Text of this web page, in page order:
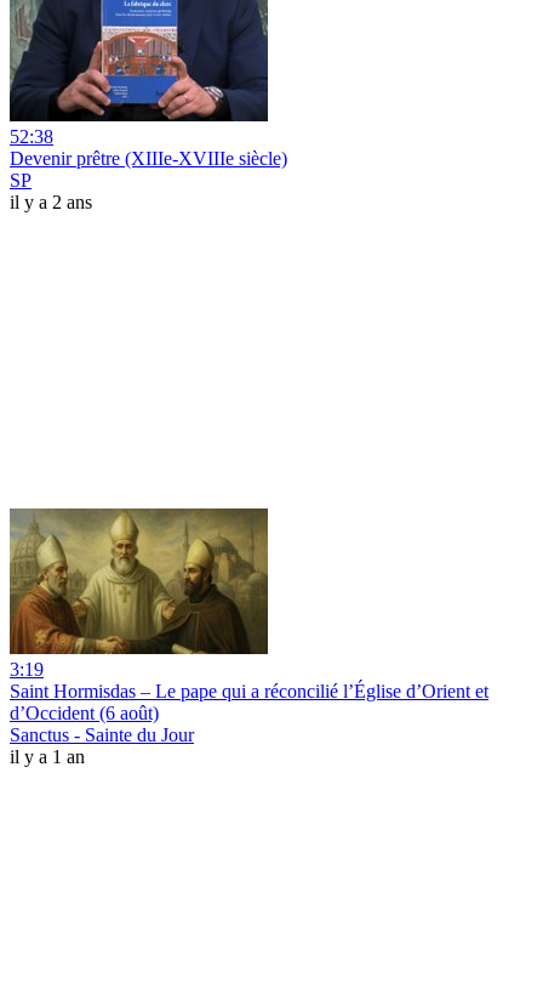
52:38
Devenir prêtre (XIIIe-XVIIIe siècle)
SP
il y a 2 ans
3:19
Saint Hormisdas – Le pape qui a réconcilié l’Église d’Orient et
d’Occident (6 août)
Sanctus - Sainte du Jour
il y a 1 an